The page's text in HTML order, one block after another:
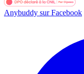
Anybuddy sur Facebook